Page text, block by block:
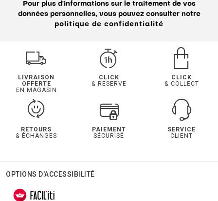
Pour plus d'informations sur le traitement de vos
données personnelles, vous pouvez consulter notre
politique de confidentialité
LIVRAISON
OFFERTE
EN MAGASIN
CLICK
& RESERVE
CLICK
& COLLECT
RETOURS
& ÉCHANGES
PAIEMENT
SÉCURISÉ
SERVICE
CLIENT
OPTIONS D'ACCESSIBILITÉ